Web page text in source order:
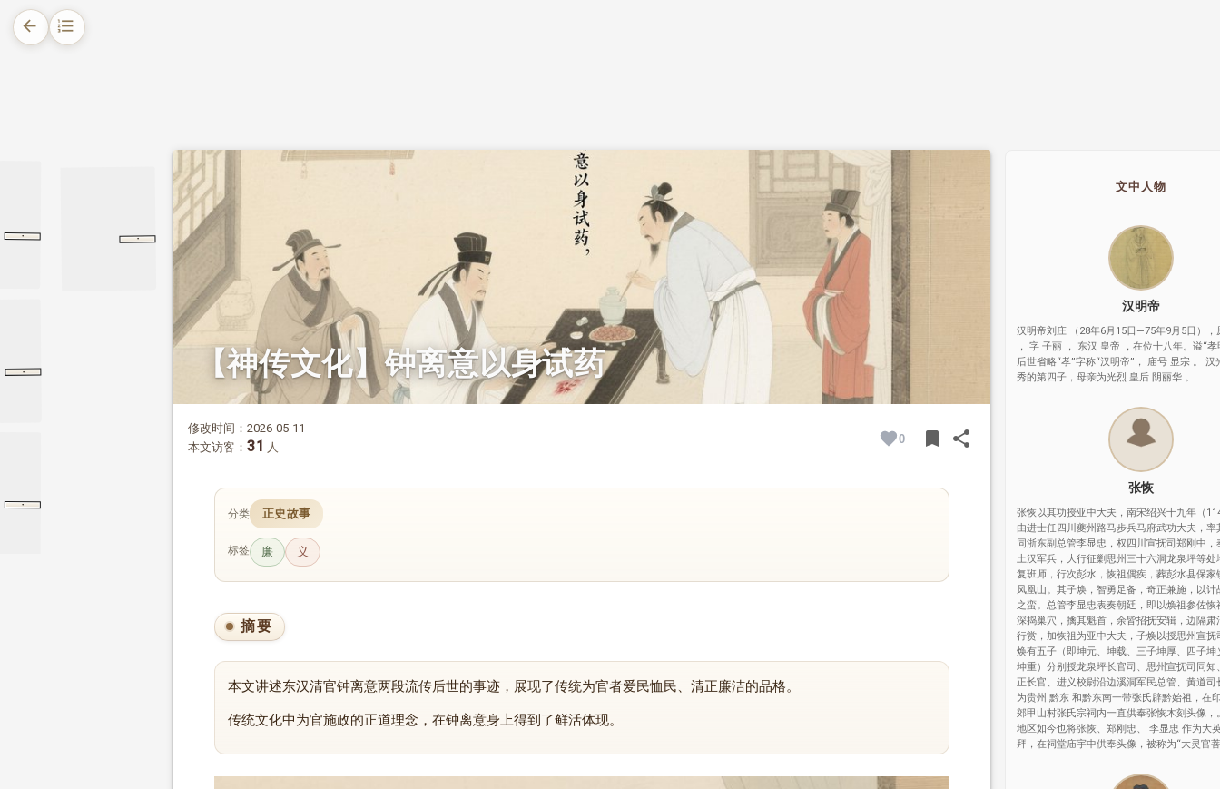
arrow_back format_list_numbered
会稽抗疫，以身试药救百姓
不纳赃物，清正守心拒赏赐
子之歌
·
五子之歌
学
·
通传
·
大学
·
【神传文化】钟离意以身试药
修改时间：2026-05-11
本文访客： 31 人
0 bookmarkBOOKMARK
shareSHARE
分类 正史故事
标签 廉 义
摘要
本文讲述东汉清官钟离意两段流传后世的事迹，展现了传统为官者爱民恤民、清正廉洁的品格。
传统文化中为官施政的正道理念，在钟离意身上得到了鲜活体现。
文中人物
汉明帝
汉明帝刘庄 （28年6月15日—75年9月5日），
， 字 子丽 ， 东汉 皇帝 ，在位十八年。谥“
后世省略“孝”字称“汉明帝”， 庙号 显宗 。 汉
秀的第四子，母亲为光烈 皇后 阴丽华 。
张恢
张恢以其功授亚中大夫，南宋绍兴十九年（
由进士任四川夔州路马步兵马府武功大夫，率
同浙东副总管李显忠，权四川宣抚司郑刚中，
土汉军兵，大行征剿思州三十六洞龙泉坪等处
复班师，行次彭水，恢祖偶疾，葬彭水县保家
凤凰山。其子焕，智勇足备，奇正兼施，以计
之蛮。总管李显忠表奏朝廷，即以焕祖参佐恢
深捣巢穴，擒其魁首，余皆招抚安辑，边隔肃
行赏，加恢祖为亚中大夫，子焕以授思州宣抚
焕有五子（即坤元、坤载、三子坤厚、四子坤
坤重）分别授龙泉坪长官司、思州宣抚司同知
正长官、进义校尉沿边溪洞军民总管、黄道司
为贵州 黔东 和黔东南一带张氏辟黔始祖，在
郊甲山村张氏宗祠内一直供奉张恢木刻头像，
地区如今也将张恢、郑刚忠、 李显忠 作为大
拜，在祠堂庙宇中供奉头像，被称为“大灵官